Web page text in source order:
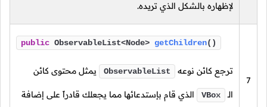
لإظهاره بالشكل الذي تريده.
7
public ObservableList<Node> getChildren()
ترجع كائن نوعه ObservableList يمثل محتوى كائن
الـ VBox الذي قام بإستدعائها مما يجعلك قادراً على إضافة